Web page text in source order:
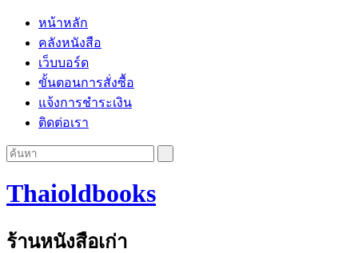
หน้าหลัก
คลังหนังสือ
เว็บบอร์ด
ขั้นตอนการสั่งซื้อ
แจ้งการชำระเงิน
ติดต่อเรา
Thaioldbooks
ร้านหนังสือเก่า